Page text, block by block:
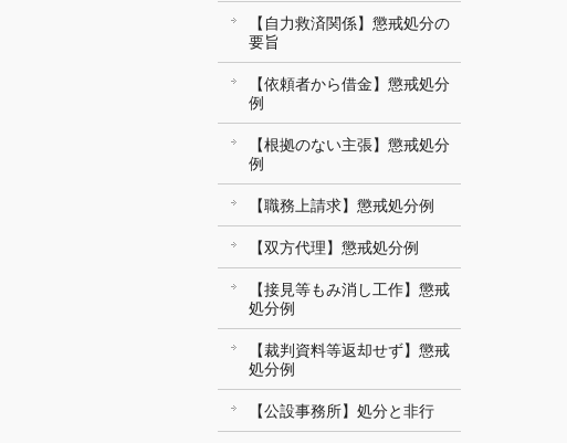
【自力救済関係】懲戒処分の
要旨
【依頼者から借金】懲戒処分
例
【根拠のない主張】懲戒処分
例
【職務上請求】懲戒処分例
【双方代理】懲戒処分例
【接見等もみ消し工作】懲戒
処分例
【裁判資料等返却せず】懲戒
処分例
【公設事務所】処分と非行